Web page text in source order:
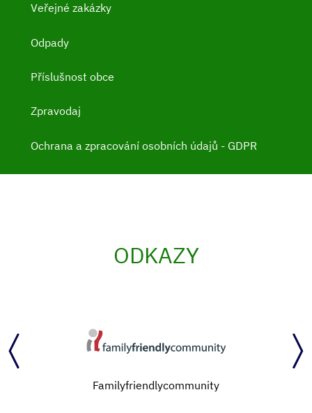
Veřejné zakázky
Odpady
Příslušnost obce
Zpravodaj
Ochrana a zpracování osobních údajů - GDPR
ODKAZY
Zlínský kraj